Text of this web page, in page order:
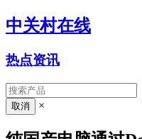
中关村在线
热点资讯
×